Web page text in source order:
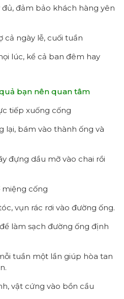
đảm bảo khách hàng yên
cả ngày lễ, cuối tuần
lúc, kể cả ban đêm hay
bạn nên quan tâm
tiếp xuống cống
lại, bám vào thành ống và
đựng dầu mỡ vào chai rồi
miệng cống
vụn rác rơi vào đường ống.
làm sạch đường ống định
tuần một lần giúp hòa tan
vật cứng vào bồn cầu